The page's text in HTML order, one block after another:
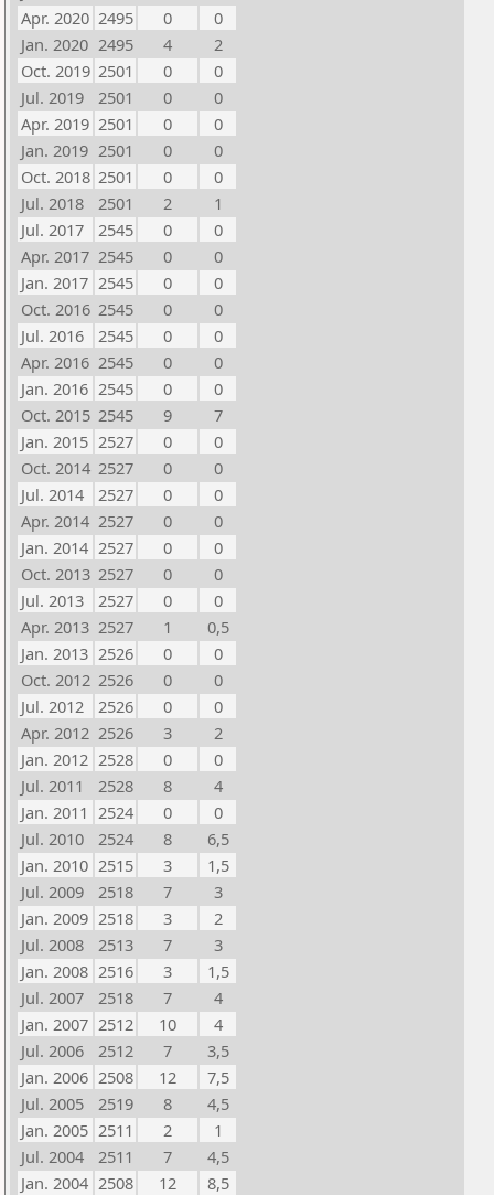
Apr. 2020 2495 0
0
Jan. 2020 2495 4
2
Oct. 2019 2501 0
0
Jul. 2019
2501 0
0
Apr. 2019 2501 0
0
Jan. 2019 2501 0
0
Oct. 2018 2501 0
0
Jul. 2018
2501 2
1
Jul. 2017
2545 0
0
Apr. 2017 2545 0
0
Jan. 2017 2545 0
0
Oct. 2016 2545 0
0
Jul. 2016
2545 0
0
Apr. 2016 2545 0
0
Jan. 2016 2545 0
0
Oct. 2015 2545 9
7
Jan. 2015 2527 0
0
Oct. 2014 2527 0
0
Jul. 2014
2527 0
0
Apr. 2014 2527 0
0
Jan. 2014 2527 0
0
Oct. 2013 2527 0
0
Jul. 2013
2527 0
0
Apr. 2013 2527 1
0,5
Jan. 2013 2526 0
0
Oct. 2012 2526 0
0
Jul. 2012
2526 0
0
Apr. 2012 2526 3
2
Jan. 2012 2528 0
0
Jul. 2011
2528 8
4
Jan. 2011 2524 0
0
Jul. 2010
2524 8
6,5
Jan. 2010 2515 3
1,5
Jul. 2009
2518 7
3
Jan. 2009 2518 3
2
Jul. 2008
2513 7
3
Jan. 2008 2516 3
1,5
Jul. 2007
2518 7
4
Jan. 2007 2512 10
4
Jul. 2006
2512 7
3,5
Jan. 2006 2508 12
7,5
Jul. 2005
2519 8
4,5
Jan. 2005 2511 2
1
Jul. 2004
2511 7
4,5
Jan. 2004 2508 12
8,5